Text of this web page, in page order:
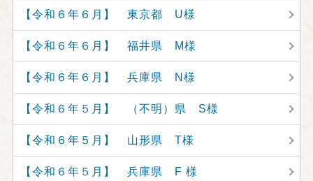
【令和６年６月】 東京都 U様
【令和６年６月】 福井県 M様
【令和６年６月】 兵庫県 N様
【令和６年５月】 （不明）県 S様
【令和６年５月】 山形県 T様
【令和６年５月】 兵庫県 F 様